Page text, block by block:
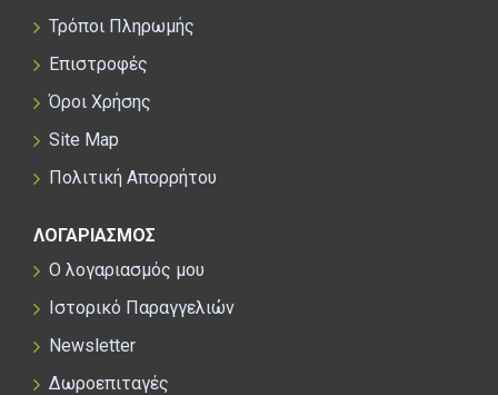
Τρόποι Πληρωμής
Επιστροφές
Όροι Χρήσης
Site Map
Πολιτική Απορρήτου
ΛΟΓΑΡΙΑΣΜΟΣ
Ο λογαριασμός μου
Ιστορικό Παραγγελιών
Newsletter
Δωροεπιταγές